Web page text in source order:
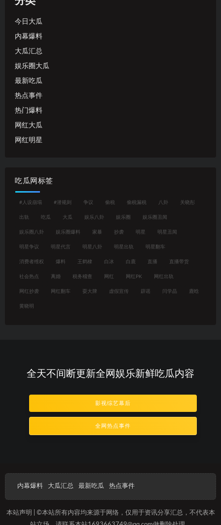
今日大瓜
内幕爆料
大瓜汇总
娱乐圈大瓜
最新吃瓜
热点事件
热门爆料
网红大瓜
网红明星
吃瓜网标签
#人设崩塌 #潜规则 争议 偷税 偷税漏税 八卦 关晓彤
出轨 吃瓜 大瓜 娱乐八卦 娱乐圈 娱乐圈丑闻
娱乐圈八卦 娱乐圈爆料 家暴 抄袭 明星 明星丑闻
明星争议 明星代言 明星八卦 明星出轨 明星翻车
消费者维权 爆料 王鹤棣 白冰 白鹿 直播 直播带货
社会热点 离婚 税务稽查 网红 网红PK 网红出轨
网红抄袭 网红翻车 耍大牌 虚假宣传 辟谣 闫学晶 鹿晗
黄晓明
全天不间断更新全网娱乐新鲜吃瓜内容
影视综艺幕后
全网热点事件
内幕爆料 大瓜汇总 最新吃瓜 热点事件
本站声明 | ©本站所有内容均来源于网络，仅用于资讯分享汇总，不代表本